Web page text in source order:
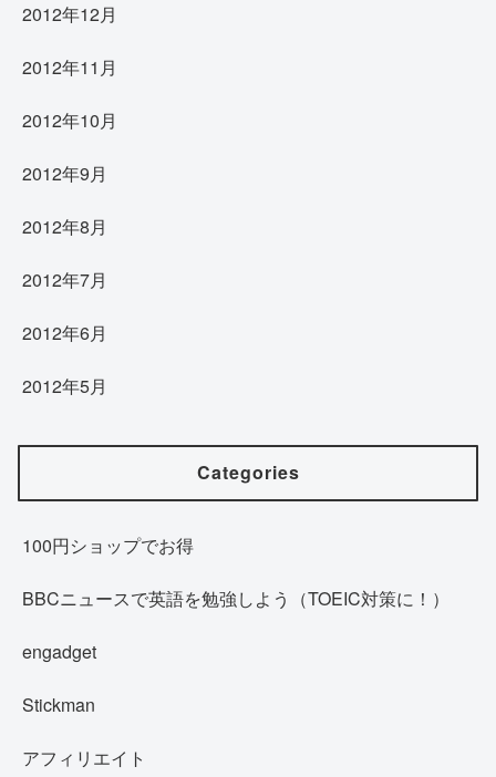
2012年12月
2012年11月
2012年10月
2012年9月
2012年8月
2012年7月
2012年6月
2012年5月
Categories
100円ショップでお得
BBCニュースで英語を勉強しよう（TOEIC対策に！）
engadget
Stickman
アフィリエイト